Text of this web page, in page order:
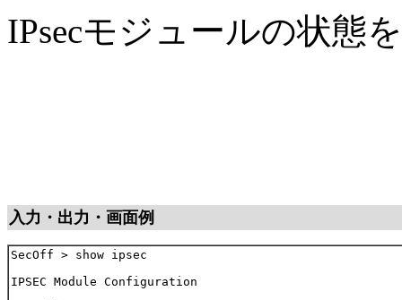
IPsecモジュールの状態
入力・出力・画面例
SecOff > show ipsec
IPSEC Module Configuration